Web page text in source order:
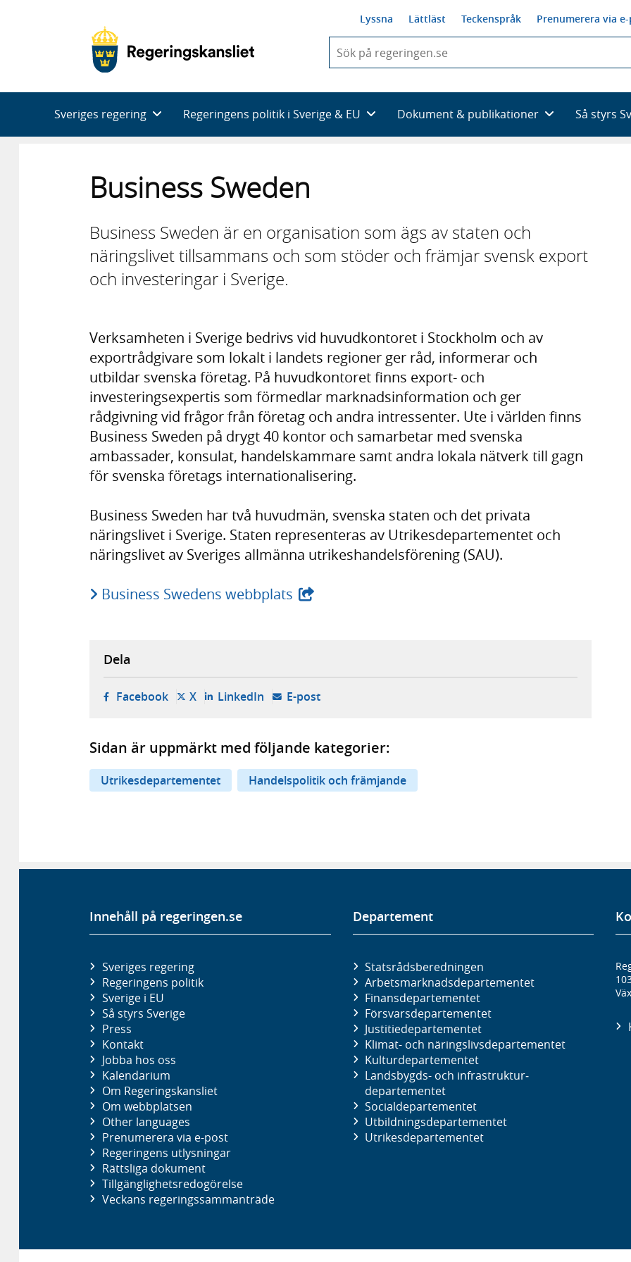
Lyssna Lättläst Teckenspråk Prenumerera via
du
skriva
framträder
en
Sveriges regering Regeringens politik i Sverige & EU Dokument & publikationer Så styrs
Business Sweden
Business Sweden är en organisation som ägs av staten och
näringslivet tillsammans och som stöder och främjar svensk export
och investeringar i Sverige.
Verksamheten i Sverige bedrivs vid huvudkontoret i Stockholm och av
exportrådgivare som lokalt i landets regioner ger råd, informerar och
utbildar svenska företag. På huvudkontoret finns export- och
investeringsexpertis som förmedlar marknadsinformation och ger
rådgivning vid frågor från företag och andra intressenter. Ute i världen finns
Business Sweden på drygt 40 kontor och samarbetar med svenska
ambassader, konsulat, handelskammare samt andra lokala nätverk till gagn
för svenska företags internationalisering.
Business Sweden har två huvudmän, svenska staten och det privata
näringslivet i Sverige. Staten representeras av Utrikesdepartementet och
näringslivet av Sveriges allmänna utrikeshandelsförening (SAU).
Business Swedens webbplats- extern webbplats,
Dela
Facebook- öppnas i ny flik, extern webbplats,
X- öppnas i ny flik, extern webbplats,
LinkedIn- öppnas i ny flik, extern webbplats,
E-post- öppnar din e-postklient,
Sidan är uppmärkt med följande kategorier:
Utrikesdepartementet Handelspolitik och främjande
Innehåll på regeringen.se
Sveriges regering
Regeringens politik
Sverige i EU
Så styrs Sverige
Press
Kontakt
Jobba hos oss
Kalendarium
Om Regeringskansliet
Om webbplatsen
Other languages
Prenumerera via e-post
Regeringens utlysningar
Rättsliga dokument
Tillgänglighetsredogörelse
Veckans regeringssammanträde
Departement
Statsrådsberedningen
Arbetsmarknads­departementet
Finans­departementet
Försvars­departementet
Justitie­departementet
Klimat- och näringslivs­departementet
Kultur­departementet
Landsbygds- och infrastruktur­
departementet
Social­departementet
Utbildnings­departementet
Utrikes­departementet